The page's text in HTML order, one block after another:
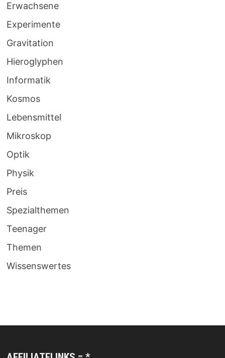
Erwachsene
Experimente
Gravitation
Hieroglyphen
Informatik
Kosmos
Lebensmittel
Mikroskop
Optik
Physik
Preis
Spezialthemen
Teenager
Themen
Wissenswertes